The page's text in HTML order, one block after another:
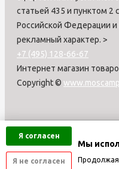
Я согласен
Я не согласен
Мы
Продолжая
статьей 435 и пунктом 2
Российской Федерации
рекламный характер. >
+7 (495) 128-66-67
Интернет магазин
Copyright ©